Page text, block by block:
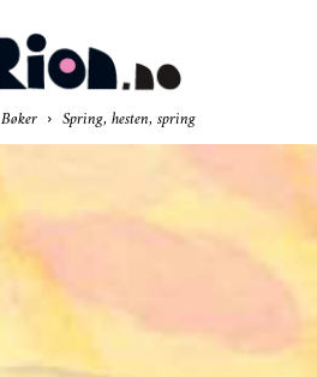
Bøker Spring, hesten, spring